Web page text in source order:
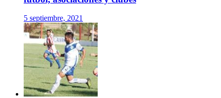
5 septiembre, 2021